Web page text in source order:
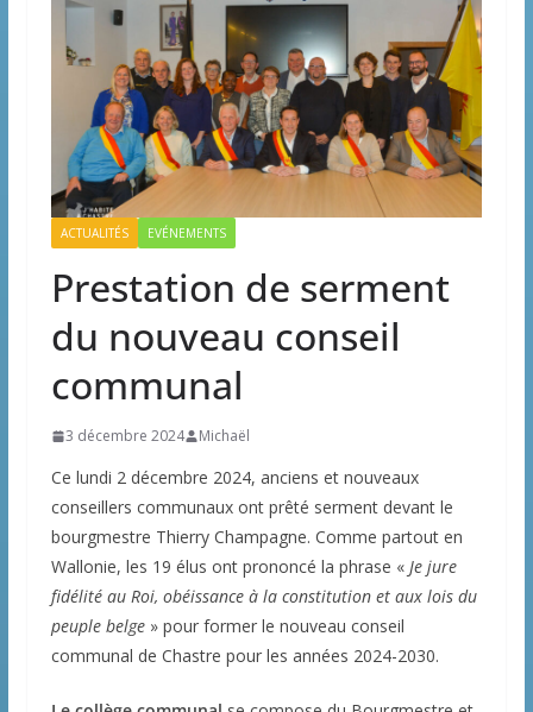
ACTUALITÉS EVÉNEMENTS
Prestation de serment
du nouveau conseil
communal
3 décembre 2024 Michaël
Ce lundi 2 décembre 2024, anciens et nouveaux
conseillers communaux ont prêté serment devant le
bourgmestre Thierry Champagne. Comme partout en
Wallonie, les 19 élus ont prononcé la phrase « Je jure
fidélité au Roi, obéissance à la constitution et aux lois du
peuple belge» pour former le nouveau conseil
communal de Chastre pour les années 2024-2030.